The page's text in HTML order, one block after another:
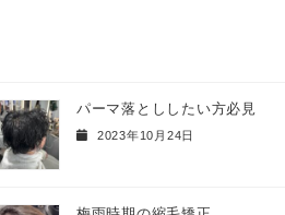
パーマ落とししたい方必見
2023年10月24日